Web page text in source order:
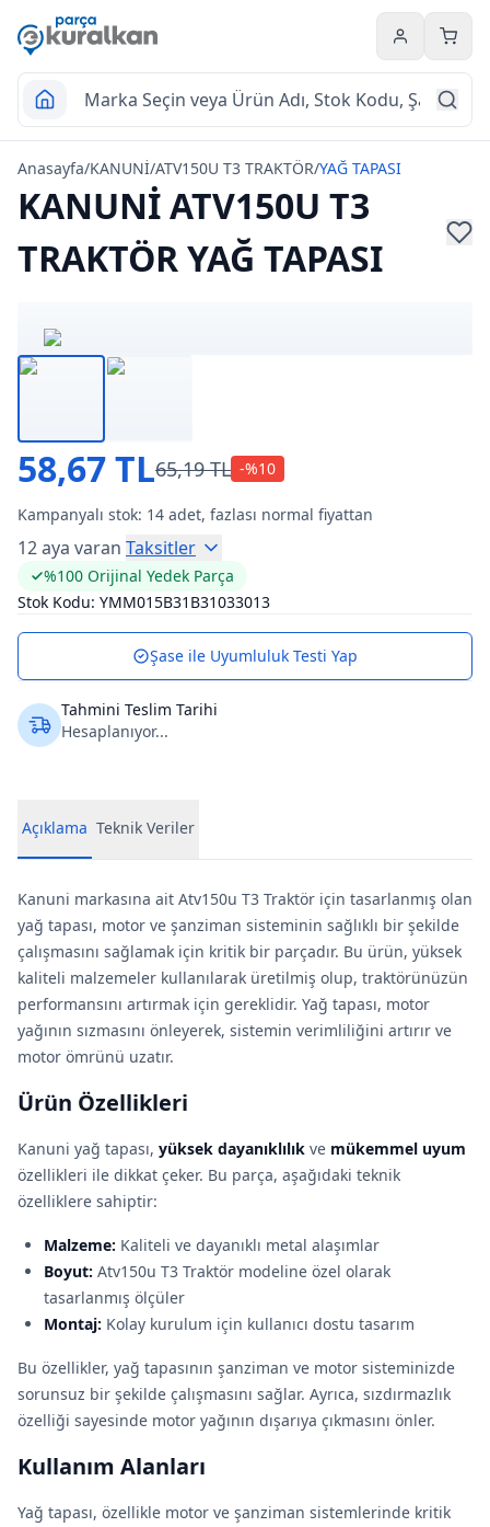
Hesabım
Anasayfa/KANUNİ/ATV150U T3 TRAKTÖR/YAĞ TAPASI
KANUNİ ATV150U T3
TRAKTÖR YAĞ TAPASI
58,67 TL65,19 TL -%10
Kampanyalı stok: 14 adet, fazlası normal fiyattan
12 aya varan Taksitler
%100 Orijinal Yedek Parça
Stok Kodu: YMM015B31B31033013
Şase ile Uyumluluk Testi Yap
Tahmini Teslim Tarihi
Hesaplanıyor...
Açıklama Teknik Veriler
Kanuni markasına ait Atv150u T3 Traktör için tasarlanmış olan
yağ tapası, motor ve şanziman sisteminin sağlıklı bir şekilde
çalışmasını sağlamak için kritik bir parçadır. Bu ürün, yüksek
kaliteli malzemeler kullanılarak üretilmiş olup, traktörünüzün
performansını artırmak için gereklidir. Yağ tapası, motor
yağının sızmasını önleyerek, sistemin verimliliğini artırır ve
motor ömrünü uzatır.
Ürün Özellikleri
Kanuni yağ tapası, yüksek dayanıklılık ve mükemmel uyum
özellikleri ile dikkat çeker. Bu parça, aşağıdaki teknik
özelliklere sahiptir:
Malzeme: Kaliteli ve dayanıklı metal alaşımlar
Boyut: Atv150u T3 Traktör modeline özel olarak
tasarlanmış ölçüler
Montaj: Kolay kurulum için kullanıcı dostu tasarım
Bu özellikler, yağ tapasının şanziman ve motor sisteminizde
sorunsuz bir şekilde çalışmasını sağlar. Ayrıca, sızdırmazlık
özelliği sayesinde motor yağının dışarıya çıkmasını önler.
Kullanım Alanları
Yağ tapası, özellikle motor ve şanziman sistemlerinde kritik